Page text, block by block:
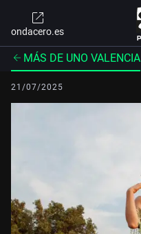
ondacero.es
MÁS DE UNO VALENCIA
21/07/2025